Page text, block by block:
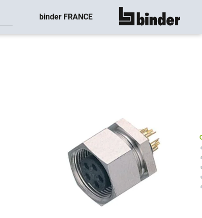
binder FRANCE montre tout